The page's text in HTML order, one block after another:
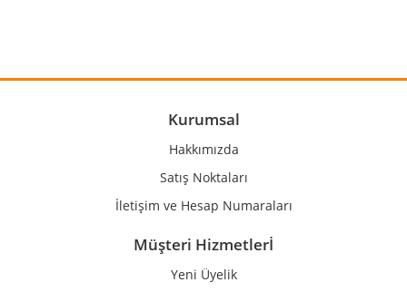
Gönder
Kurumsal
Hakkımızda
Satış Noktaları
İletişim ve Hesap Numaraları
Müşteri Hizmetlerİ
Yeni Üyelik